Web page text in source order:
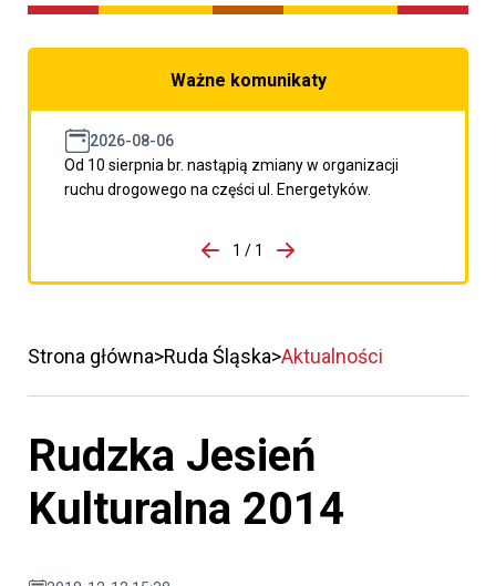
Ważne komunikaty
2026-08-06
Od 10 sierpnia br. nastąpią zmiany w organizacji
ruchu drogowego na części ul. Energetyków.
porzpedniego komunikatu
1 / 1
Przejdź do następnego
Strona główna Ruda Śląska Aktualności
Rudzka Jesień
Kulturalna 2014